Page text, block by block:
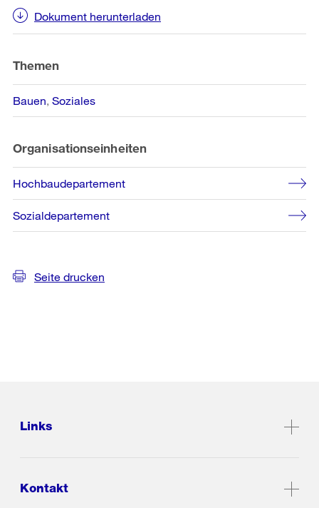
Dokument herunterladen
Themen
Bauen Soziales
Organisationseinheiten
Hochbaudepartement
Sozialdepartement
Seite drucken
Links
Kontakt